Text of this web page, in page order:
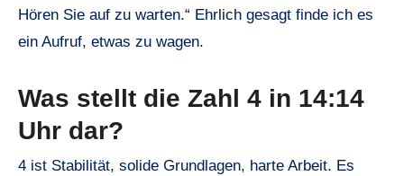
Hören Sie auf zu warten.“ Ehrlich gesagt finde ich es
ein Aufruf, etwas zu wagen.
Was stellt die Zahl 4 in 14:14
Uhr dar?
4 ist Stabilität, solide Grundlagen, harte Arbeit. Es